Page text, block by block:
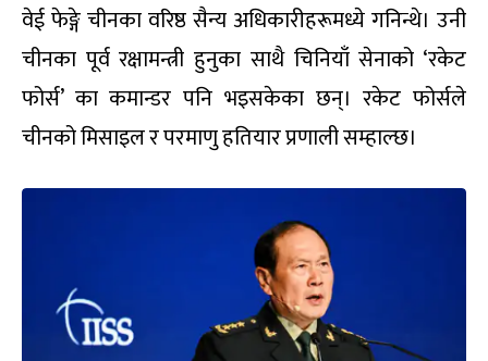
वेई फेङ्गे चीनका वरिष्ठ सैन्य अधिकारीहरूमध्ये गनिन्थे। उनी
चीनका पूर्व रक्षामन्त्री हुनुका साथै चिनियाँ सेनाको ‘रकेट
फोर्स’ का कमान्डर पनि भइसकेका छन्। रकेट फोर्सले
चीनको मिसाइल र परमाणु हतियार प्रणाली सम्हाल्छ।